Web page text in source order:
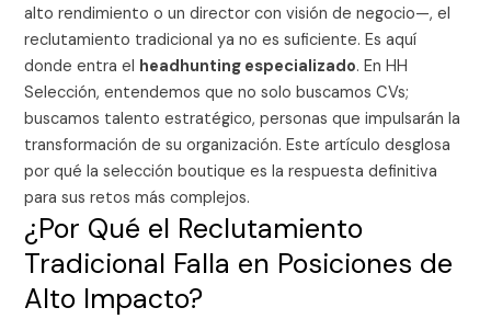
alto rendimiento o un director con visión de negocio—, el
reclutamiento tradicional ya no es suficiente. Es aquí
donde entra el headhunting especializado. En HH
Selección, entendemos que no solo buscamos CVs;
buscamos talento estratégico, personas que impulsarán la
transformación de su organización. Este artículo desglosa
por qué la selección boutique es la respuesta definitiva
para sus retos más complejos.
¿Por Qué el Reclutamiento
Tradicional Falla en Posiciones de
Alto Impacto?